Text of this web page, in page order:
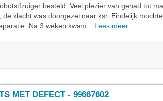
besteld. Veel plezier van gehad tot
klacht was doorgezet naar ksr. Eindelijk
Na 3 weken kwam... Lees meer
MET DEFECT - 99667602